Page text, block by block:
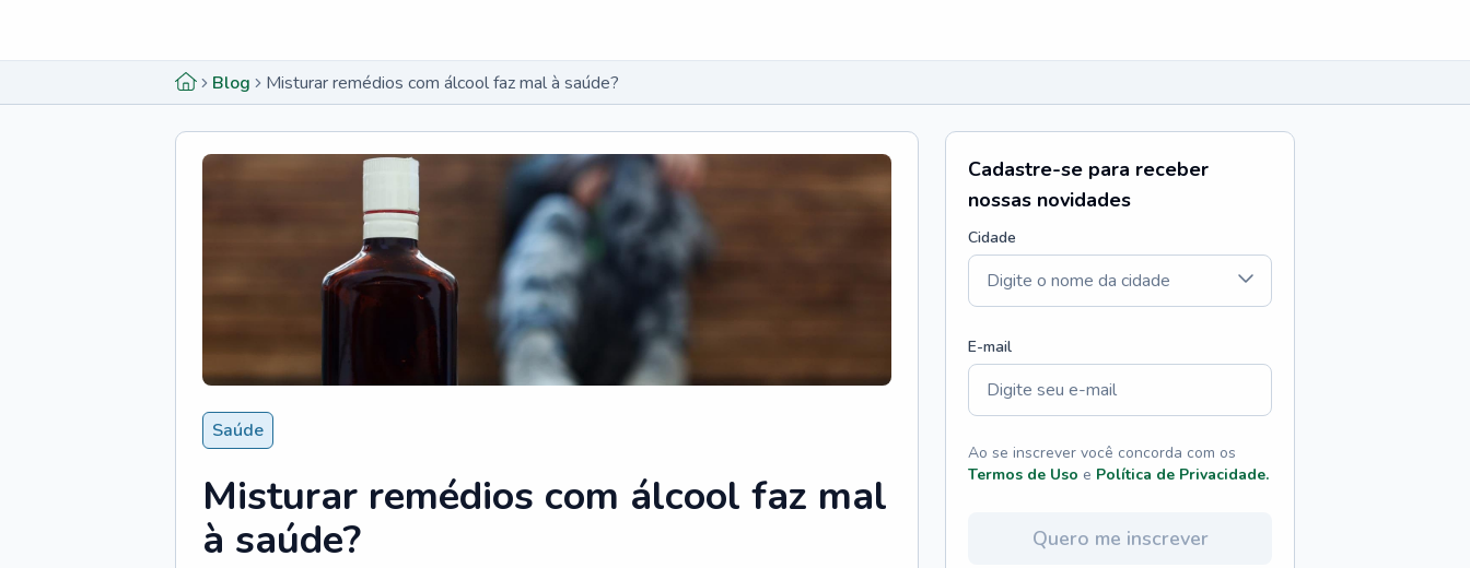
Blog Misturar remédios com álcool faz mal à saúde?
Saúde
Misturar remédios com álcool faz mal
à saúde?
Cadastre-se para receber
nossas novidades
Cidade
E-mail
Ao se inscrever você concorda com os
Termos de Uso e Política de Privacidade.
Quero me inscrever